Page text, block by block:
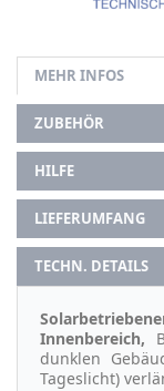
MEHR INFOS
ZUBEHÖR
HILFE
LIEFERUMFANG
TECHN. DETAILS
Innenbereich,
dunklen
Tageslicht)